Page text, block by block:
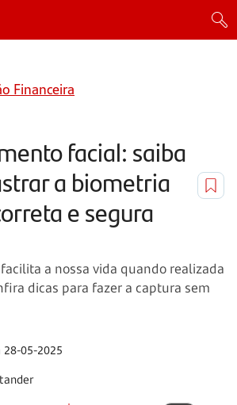
Financeira
facial: saiba
a biometria
e segura
a nossa vida quando realizada
dicas para fazer a captura sem
05-2025